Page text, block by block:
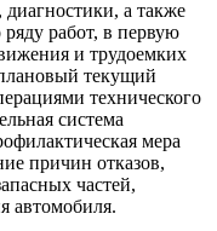
а также
работ, в первую
и трудоемких
текущий
технического
система
мера
причин отказов,
частей,
автомобиля.